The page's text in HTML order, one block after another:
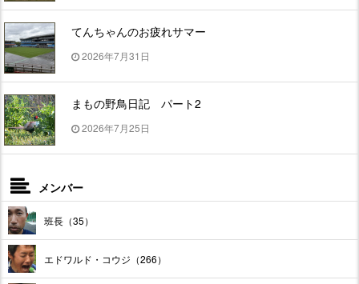
てんちゃんのお疲れサマー
2026年7月31日
まもの野鳥日記 パート2
2026年7月25日
メンバー
班長（35）
エドワルド・コウジ（266）